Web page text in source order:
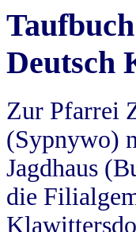
Deutsch
Zur Pfarrei
(Sypnywo)
Jagdhaus
die